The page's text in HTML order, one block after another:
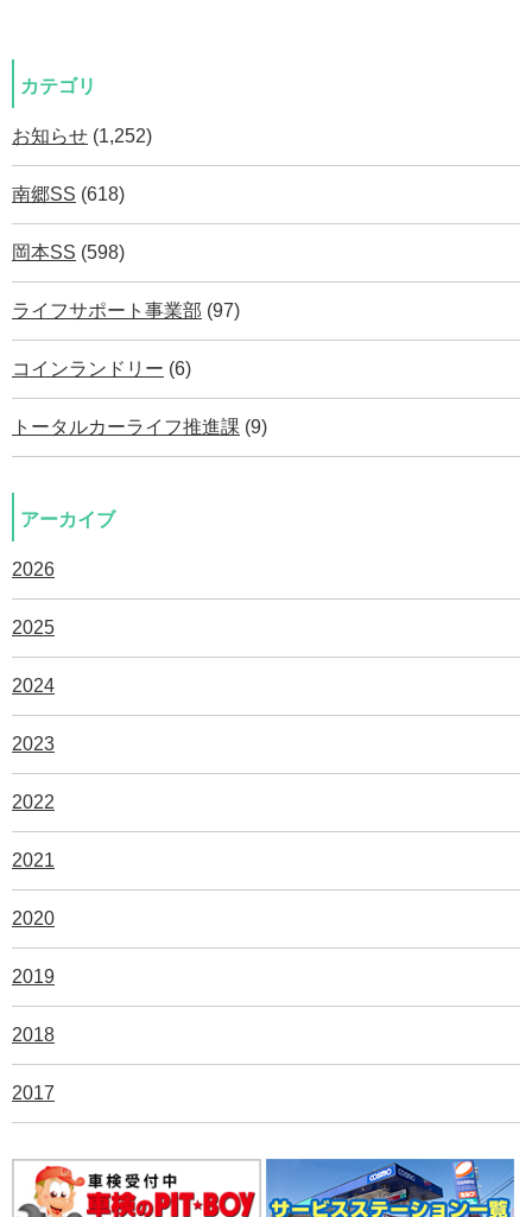
カテゴリ
お知らせ (1,252)
南郷SS (618)
岡本SS (598)
ライフサポート事業部 (97)
コインランドリー (6)
トータルカーライフ推進課 (9)
アーカイブ
2026
2025
2024
2023
2022
2021
2020
2019
2018
2017